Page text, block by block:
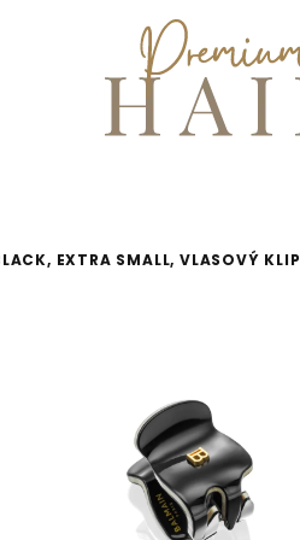
EXTRA SMALL, VLASOVÝ KLIP